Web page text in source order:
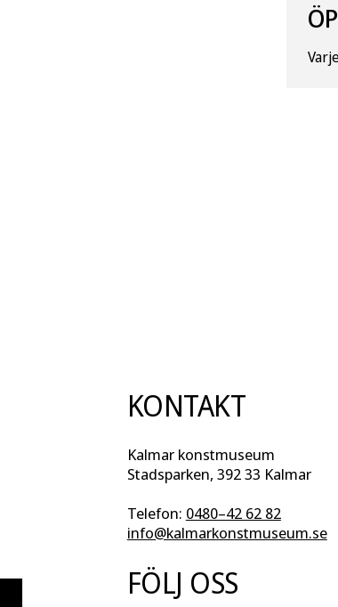
KONTAKT
Kalmar konstmuseum
Stadsparken, 392 33 Kalmar
Telefon: 0480–42 62 82
info@kalmarkonstmuseum.se
FÖLJ OSS